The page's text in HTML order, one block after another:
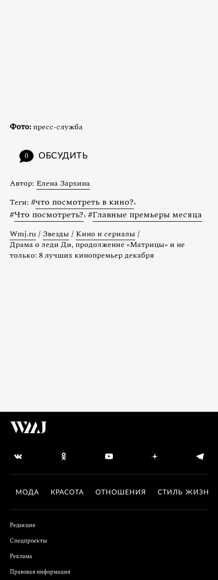
Фото: пресс-служба
0 ОБСУДИТЬ
Автор: Елена Зархина
Теги: #что посмотреть в кино?,
#Что посмотреть?, #Главные премьеры месяца
Wmj.ru / Звезды / Кино и сериалы /
Драма о леди Ди, продолжение «Матрицы» и не
только: 8 лучших кинопремьер декабря
МОДА КРАСОТА ОТНОШЕНИЯ СТИЛЬ ЖИЗНИ
Редакция
Спецпроекты
Реклама
Правовая информация